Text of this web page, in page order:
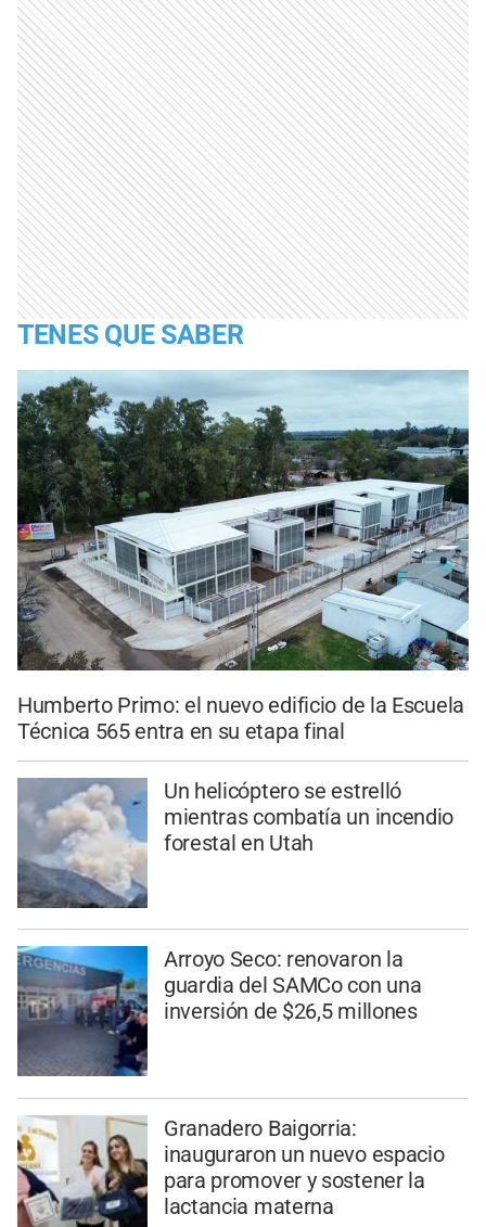
TENES QUE SABER
Humberto Primo: el nuevo edificio de la Escuela
Técnica 565 entra en su etapa final
Un helicóptero se estrelló
mientras combatía un incendio
forestal en Utah
Arroyo Seco: renovaron la
guardia del SAMCo con una
inversión de $26,5 millones
Granadero Baigorria:
inauguraron un nuevo espacio
para promover y sostener la
lactancia materna